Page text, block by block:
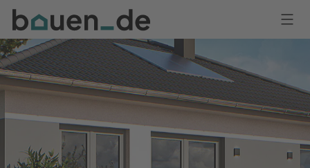
Bauen
Logo
Anmelden